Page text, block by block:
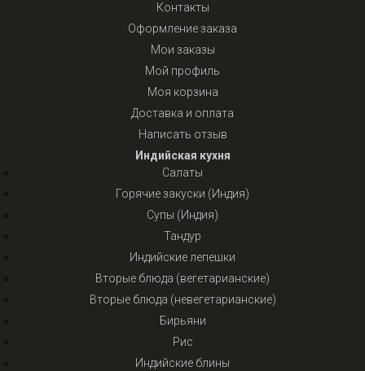
Контакты
Оформление заказа
Мои заказы
Мой профиль
Моя корзина
Доставка и оплата
Написать отзыв
Индийская кухня
Салаты
Горячие закуски (Индия)
Супы (Индия)
Тандур
Индийские лепешки
Вторые блюда (вегетарианские)
Вторые блюда (невегетарианские)
Бирьяни
Рис
Индийские блины